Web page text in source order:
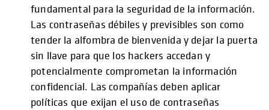
fundamental para la seguridad de la información.
Las contraseñas débiles y previsibles son como
tender la alfombra de bienvenida y dejar la puerta
sin llave para que los hackers accedan y
potencialmente comprometan la información
confidencial. Las compañías deben aplicar
políticas que exijan el uso de contraseñas